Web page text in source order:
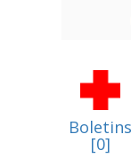
Boletins
[0]